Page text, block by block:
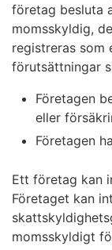
företag besluta
momsskyldig,
registreras som
förutsättningar
Företagen
eller
Företagen
Ett företag kan
Företaget kan
momsskyldigt